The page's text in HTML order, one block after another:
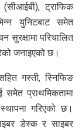
ट्राफिक
युनिटबाट समेत
सुरक्षामा परिचालित
जनाइएको छ।
गस्ती, स्निफिङ
समेत प्राथमिकतामा
गरिएको छ।
डेस्क र साइबर